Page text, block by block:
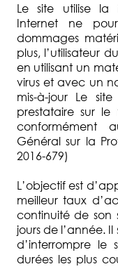
Le site utilise la
Internet ne
dommages
plus, l’utilisateur
en utilisant un
virus et avec un
mis-à-jour Le
prestataire sur le
conformément
Général sur la
2016-679)
L’objectif est
meilleur taux
continuité de son
jours de l’année.
d’interrompre le
durées les plus